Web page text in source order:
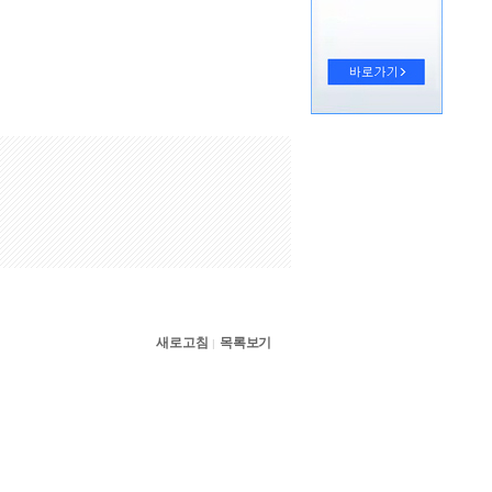
새로고침 | 목록보기